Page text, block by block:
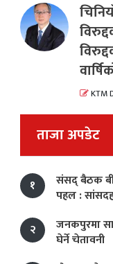
KTM
ताजा अपडेट
१
संसद् बैठक
पहल :
२
जनकपुरमा
घेर्ने चेतावनी